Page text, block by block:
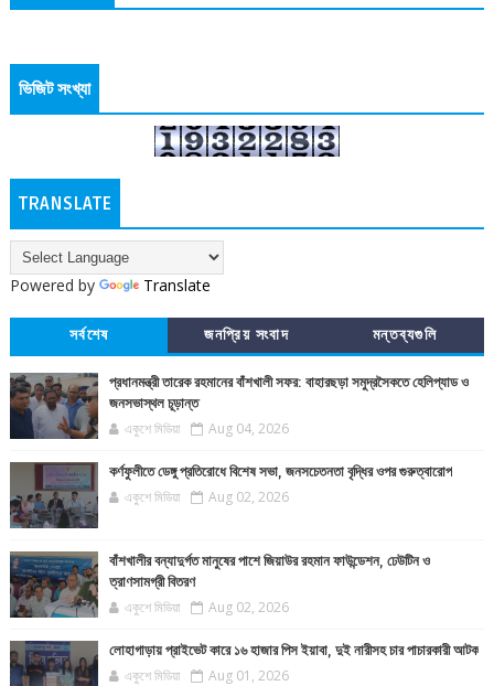
ভিজিট সংখ্যা
TRANSLATE
Powered by Translate
সর্বশেষ জনপ্রিয় সংবাদ মন্তব্যগুলি
প্রধানমন্ত্রী তারেক রহমানের বাঁশখালী সফর: বাহারছড়া সমুদ্রসৈকতে হেলিপ্যাড ও
জনসভাস্থল চূড়ান্ত
একুশে মিডিয়া Aug 04, 2026
কর্ণফুলীতে ডেঙ্গু প্রতিরোধে বিশেষ সভা, জনসচেতনতা বৃদ্ধির ওপর গুরুত্বারোপ
একুশে মিডিয়া Aug 02, 2026
বাঁশখালীর বন্যাদুর্গত মানুষের পাশে জিয়াউর রহমান ফাউন্ডেশন, ঢেউটিন ও
ত্রাণসামগ্রী বিতরণ
একুশে মিডিয়া Aug 02, 2026
লোহাগাড়ায় প্রাইভেট কারে ১৬ হাজার পিস ইয়াবা, দুই নারীসহ চার পাচারকারী আটক
একুশে মিডিয়া Aug 01, 2026